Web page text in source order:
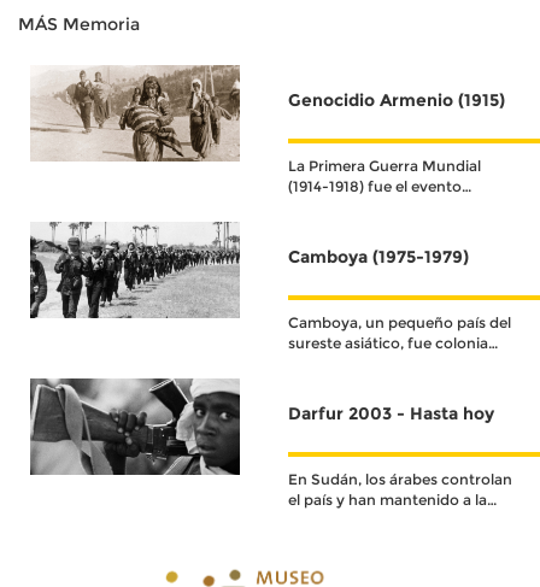
MÁS Memoria
Genocidio Armenio (1915)
La Primera Guerra Mundial
(1914-1918) fue el evento
Camboya (1975-1979)
Camboya, un pequeño país del
sureste asiático, fue colonia
Darfur 2003 - Hasta hoy
En Sudán, los árabes controlan
el país y han mantenido a la